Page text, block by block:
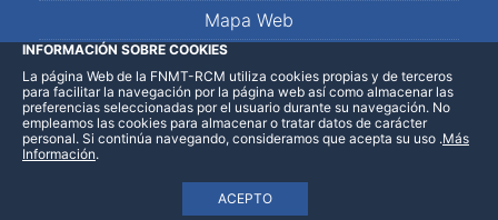
Mapa Web
LinkedInFacebookWhatsApp
INFORMACIÓN SOBRE COOKIES
La página Web de la FNMT-RCM utiliza cookies propias y de terceros
para facilitar la navegación por la página web así como almacenar las
preferencias seleccionadas por el usuario durante su navegación. No
empleamos las cookies para almacenar o tratar datos de carácter
personal. Si continúa navegando, consideramos que acepta su uso
ACEPTO
.Más
Información.